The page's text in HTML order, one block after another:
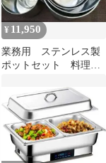
¥ 11,950
業務用 ステンレス製
ポットセット 料理